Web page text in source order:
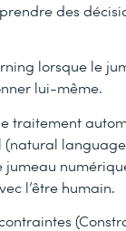
des
lorsque le
lui-même.
traitement
jumeau
l’être humain.